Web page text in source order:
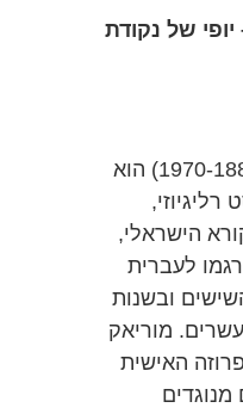
של נקודת
(1970-1885) הוא
הישראלי,
לעברית
ובשנות
מוריאק
האישית
מנוגדים